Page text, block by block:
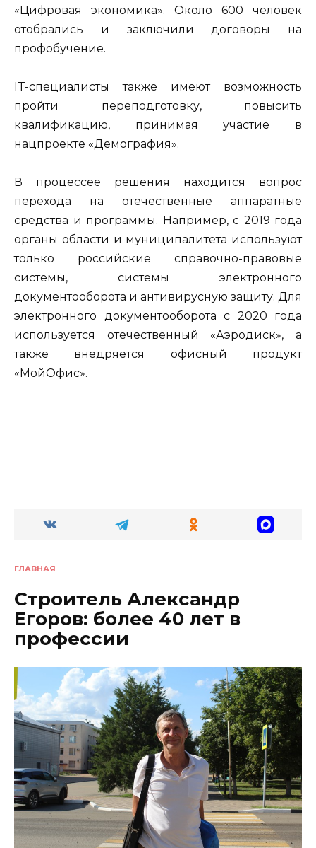
«Цифровая экономика». Около 600 человек
отобрались и заключили договоры на
профобучение.
IT-специалисты также имеют возможность
пройти переподготовку, повысить
квалификацию, принимая участие в
нацпроекте «Демография».
В процессее решения находится вопрос
перехода на отечественные аппаратные
средства и программы. Например, с 2019 года
органы области и муниципалитета используют
только российские справочно-правовые
системы, системы электронного
документооборота и антивирусную защиту. Для
электронного документооборота с 2020 года
используется отечественный «Аэродиск», а
также внедряется офисный продукт
«МойОфис».
ГЛАВНАЯ
Строитель Александр
Егоров: более 40 лет в
профессии